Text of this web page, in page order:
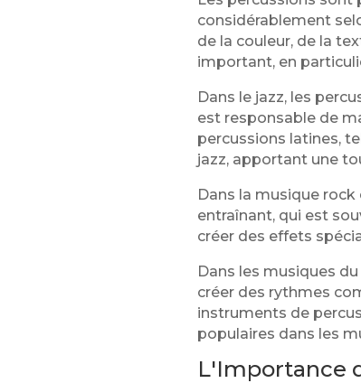
considérablement
de la couleur, de la
important, en
Dans le jazz, les
est responsable de
percussions latines,
jazz, apportant une
Dans la musique
entraînant, qui est
créer des effets
Dans les musiques
créer des rythmes
instruments de
populaires dans les
L'Importance